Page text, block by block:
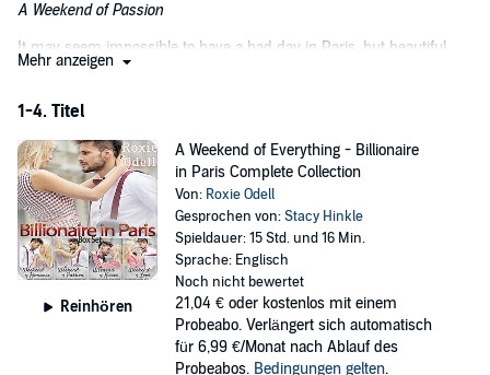
A Weekend of Passion
It may seem impossible to have a bad day in Paris, but beautiful,
smart Grace Delacourt somehow accomplishes that as she is
When a handsome, charismatic man advises Grace to walk away
cup of coffee, is a billionaire shipping tycoon.
Tony Petrides, owner of Greek Tower in the Paris business district -
a successful empire in its own right, with offices all around the
world - whisks Grace away from her boss's screaming rant and
turns her bad day into a memory that will stay with her forever.
Unfortunately, their intense and unexpected romance is eventually
derailed by a little white lie. Grace tells Tony goodbye, but when she
returns home and finds herself unable to land another job, she is
forced to accept a position on the West Coast, with Petrides
Shipping, working one on one with the man himself.
Mehr anzeigen
1-4. Titel
Reinhören
A Weekend of Everything - Billionaire
in Paris Complete Collection
Von: Roxie Odell
Gesprochen von:Stacy Hinkle
Spieldauer: 15 Std. und 16 Min.
Sprache: Englisch
Noch nicht bewertet
21,04 € oder kostenlos mit einem
Probeabo. Verlängert sich automatisch
für 6,99 €/Monat nach Ablauf des
Probeabos. Bedingungen gelten.